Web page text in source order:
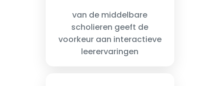
van de middelbare
scholieren geeft de
voorkeur aan interactieve
leerervaringen